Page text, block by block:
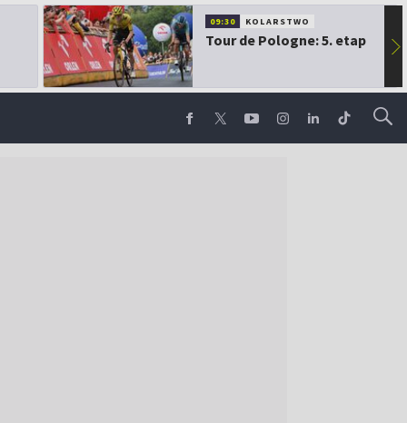
09:30 KOLARSTWO
Tour de Pologne: 5. etap ▶